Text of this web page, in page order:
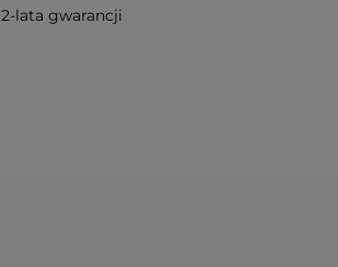
2-lata gwarancji